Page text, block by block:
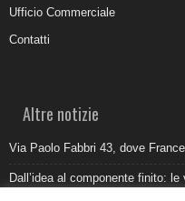
Ufficio Commerciale
Contatti
Altre notizie
Via Paolo Fabbri 43, dove
Dall’idea al componente finito: